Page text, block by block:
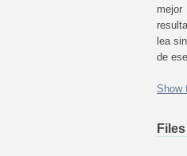
lea
de
Show